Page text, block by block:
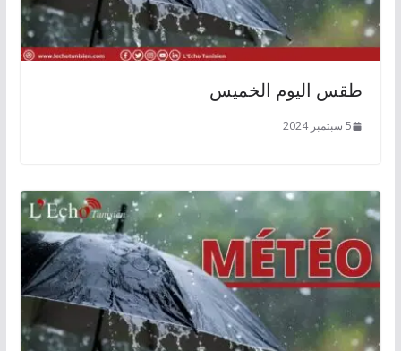
طقس اليوم الخميس
5 سبتمبر 2024